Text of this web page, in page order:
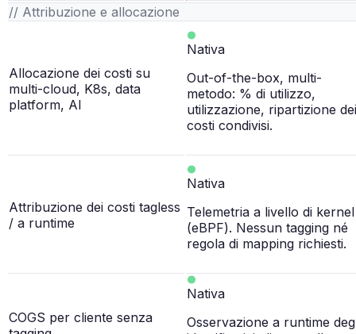
// Attribuzione e allocazione
Allocazione dei costi su
multi-cloud, K8s, data
platform, AI
Nativa
Out-of-the-box, multi-
metodo: % di utilizzo,
utilizzazione, ripartizione dei
costi condivisi.
Attribuzione dei costi tagless
/ a runtime
Nativa
Telemetria a livello di kernel
(eBPF). Nessun tagging né
regola di mapping richiesti.
COGS per cliente senza
Nativa
Osservazione a runtime